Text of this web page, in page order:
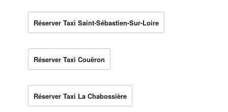
Réserver Taxi Saint-Sébastien-Sur-Loire
Réserver Taxi Couëron
Réserver Taxi La Chabossière